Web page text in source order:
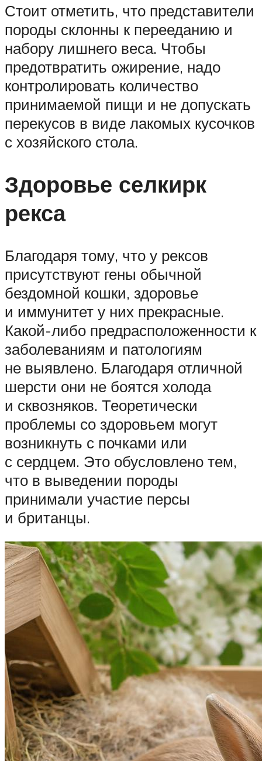
Стоит отметить, что представители
породы склонны к перееданию и
набору лишнего веса. Чтобы
предотвратить ожирение, надо
контролировать количество
принимаемой пищи и не допускать
перекусов в виде лакомых кусочков
с хозяйского стола.
Здоровье селкирк
рекса
Благодаря тому, что у рексов
присутствуют гены обычной
бездомной кошки, здоровье
и иммунитет у них прекрасные.
Какой-либо предрасположенности к
заболеваниям и патологиям
не выявлено. Благодаря отличной
шерсти они не боятся холода
и сквозняков. Теоретически
проблемы со здоровьем могут
возникнуть с почками или
с сердцем. Это обусловлено тем,
что в выведении породы
принимали участие персы
и британцы.